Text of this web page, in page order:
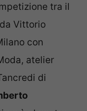
tra il
Vittorio
con
atelier
di